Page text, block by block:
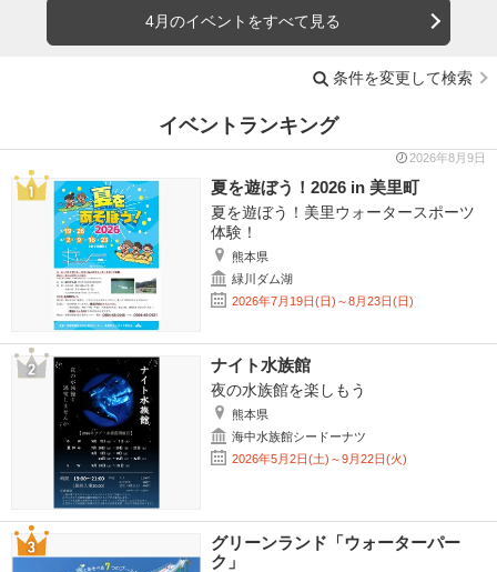
4月のイベントをすべて見る
条件を変更して検索
イベントランキング
2026年8月9日
夏を遊ぼう！2026 in 美里町
夏を遊ぼう！美里ウォータースポーツ
体験！
熊本県
緑川ダム湖
2026年7月19日(日)～8月23日(日)
ナイト水族館
夜の水族館を楽しもう
熊本県
海中水族館シードーナツ
2026年5月2日(土)～9月22日(火)
グリーンランド「ウォーターパー
ク」